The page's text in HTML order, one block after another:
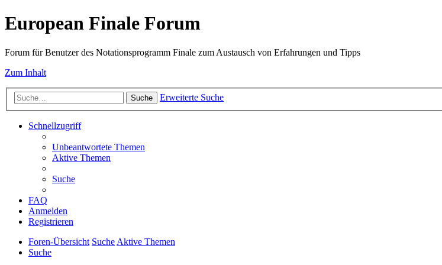
European Finale Forum
Forum für Benutzer des Notationsprogramm Finale zum Austausch von Erfahrungen und Tipps
Zum Inhalt
Suche Erweiterte Suche
Schnellzugriff
Unbeantwortete Themen
Aktive Themen
Suche
FAQ
Anmelden
Registrieren
Foren-Übersicht SucheAktive Themen
Suche